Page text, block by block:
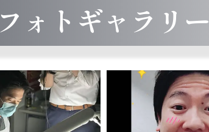
フォトギャラリー